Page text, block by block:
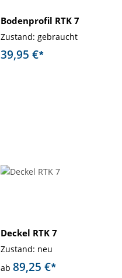
Bodenprofil RTK 7
Zustand: gebraucht
39,95 €*
Deckel RTK 7
Zustand: neu
ab 89,25 €*